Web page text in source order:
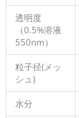
透明度
（0.5%溶液
550nm）
粒子径(メッ
シュ)
水分